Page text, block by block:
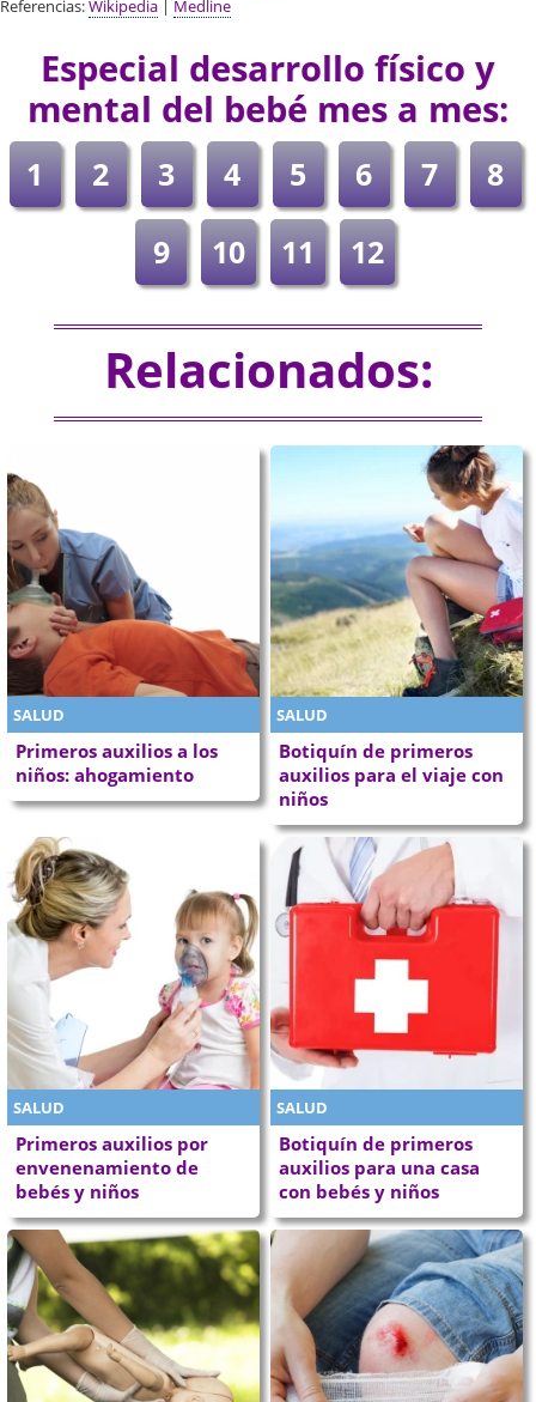
Referencias:Wikipedia | Medline
Especial desarrollo físico y
mental del bebé mes a mes:
1 2 3 4 5 6 7
8
9
10 11 12
Relacionados:
SALUD
Primeros auxilios a los
niños: ahogamiento
SALUD
Botiquín de primeros
auxilios para el viaje con
niños
SALUD
Primeros auxilios por
envenenamiento de
bebés y niños
SALUD
Botiquín de primeros
auxilios para una casa
con bebés y niños